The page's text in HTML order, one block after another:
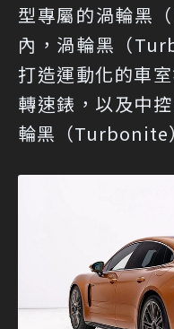
型專屬的渦輪黑
內，渦輪黑（
打造運動化的車
轉速錶，以及中
輪黑（Turbonite